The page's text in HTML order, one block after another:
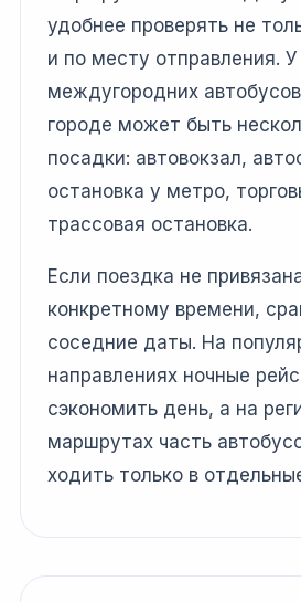
удобнее проверять не
и по месту отправления. У
междугородних
городе может быть
посадки: автовокзал,
остановка у метро,
трассовая остановка.
Если поездка не
конкретному времени,
соседние даты. На
направлениях ночные
сэкономить день, а на
маршрутах часть
ходить только в